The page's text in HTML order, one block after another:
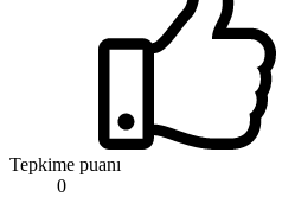
Tepkime puanı
0